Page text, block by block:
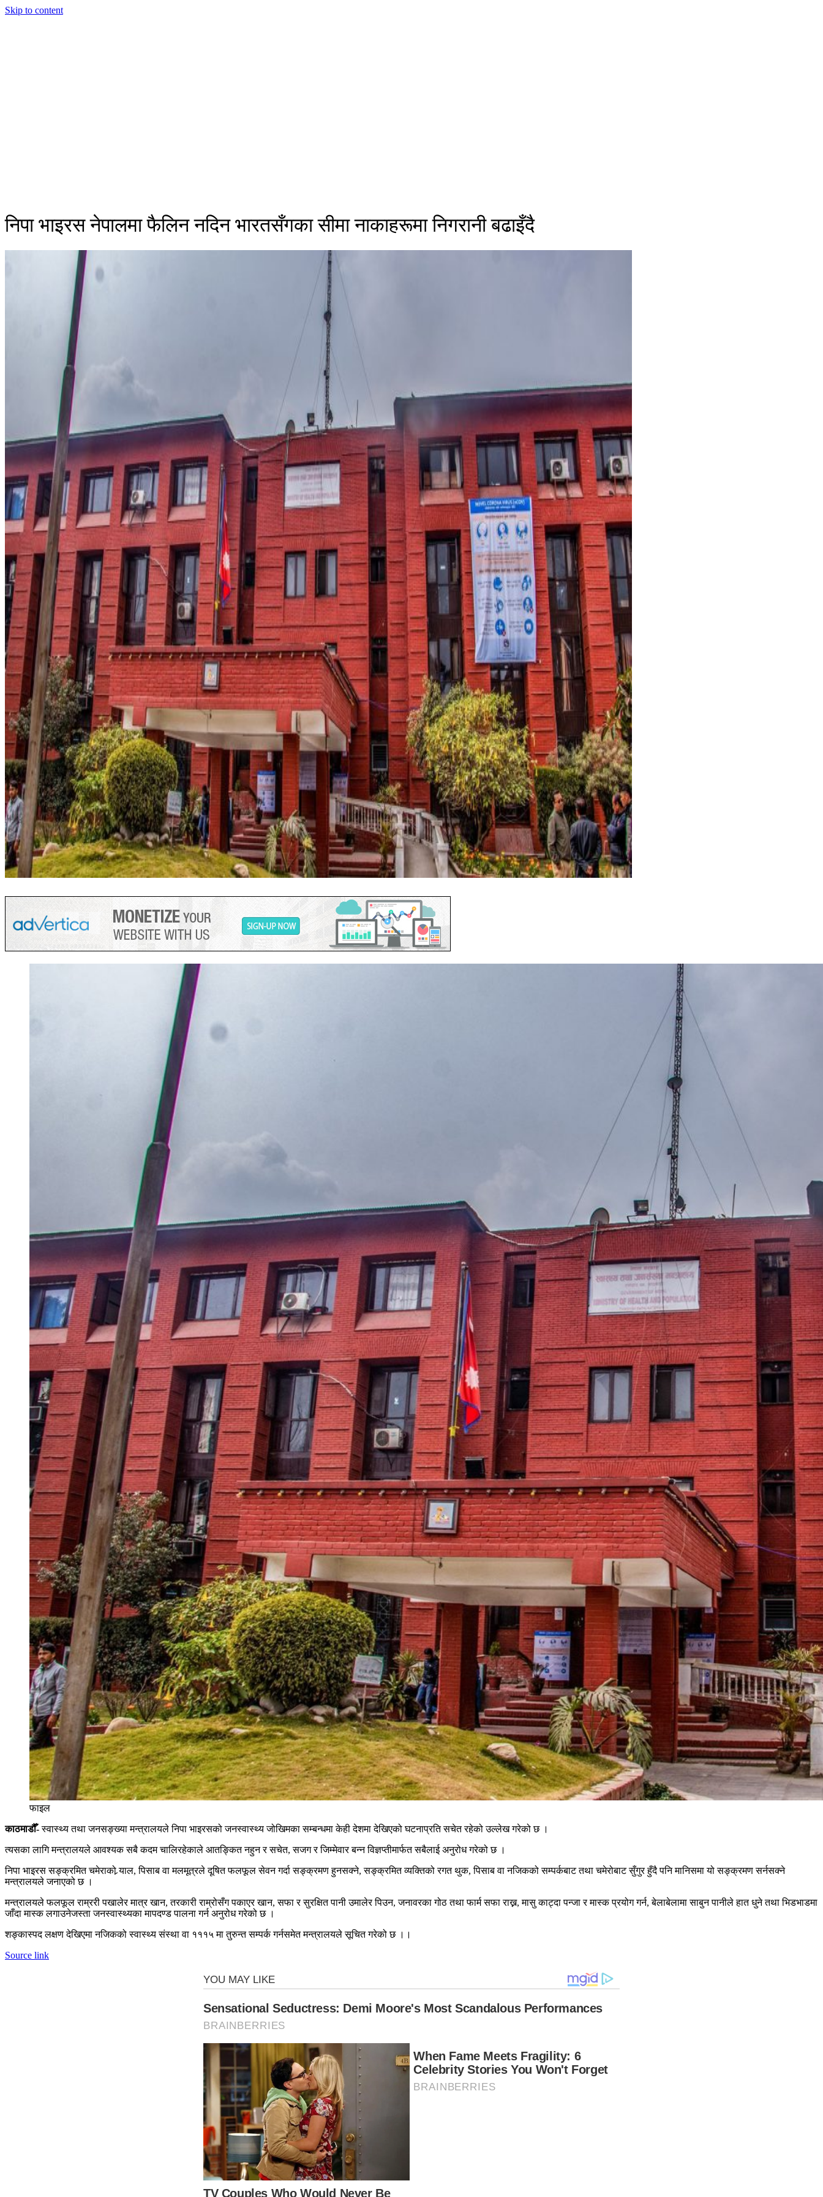
Skip to content
निपा भाइरस नेपालमा फैलिन नदिन भारतसँगका सीमा नाकाहरूमा निगरानी बढाइँदै
फाइल
काठमाडौँ-स्वास्थ्य तथा जनसङ्ख्या मन्त्रालयले निपा भाइरसको जनस्वास्थ्य जोखिमका सम्बन्धमा केही देशमा देखिएको घटनाप्रति सचेत रहेको उल्लेख गरेको छ ।
त्यसका लागि मन्त्रालयले आवश्यक सबै कदम चालिरहेकाले आतङ्कित नहुन र सचेत, सजग र जिम्मेवार बन्न विज्ञप्तीमार्फत सबैलाई अनुरोध गरेको छ ।
निपा भाइरस सङ्क्रमित चमेराको र्‍याल, पिसाब वा मलमूत्रले दूषित फलफूल सेवन गर्दा सङ्क्रमण हुनसक्ने, सङ्क्रमित व्यक्तिको रगत थुक, पिसाब वा नजिकको सम्पर्कबाट तथा चमेरोबाट सुँगुर हुँदै पनि मानिसमा यो सङ्क्रमण सर्नसक्ने
मन्त्रालयले जनाएको छ ।
मन्त्रालयले फलफूल राम्ररी पखालेर मात्र खान, तरकारी राम्रोसँग पकाएर खान, सफा र सुरक्षित पानी उमालेर पिउन, जनावरका गोठ तथा फार्म सफा राख्न, मासु काट्दा पन्जा र मास्क प्रयोग गर्न, बेलाबेलामा साबुन पानीले हात धुने तथा भिडभाडमा
जाँदा मास्क लगाउनेजस्ता जनस्वास्थ्यका मापदण्ड पालना गर्न अनुरोध गरेको छ ।
शङ्कास्पद लक्षण देखिएमा नजिकको स्वास्थ्य संस्था वा १११५ मा तुरुन्त सम्पर्क गर्नसमेत मन्त्रालयले सूचित गरेको छ ।।
Source link